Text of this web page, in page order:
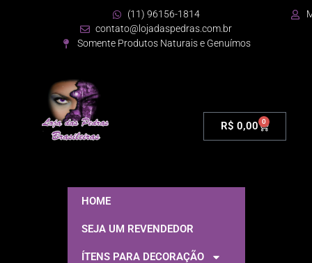
(11) 96156-1814
contato@lojadaspedras.com.br
Somente Produtos Naturais e Genuímos
R$ 0,00 0
HOME
SEJA UM REVENDEDOR
ÍTENS PARA DECORAÇÃO